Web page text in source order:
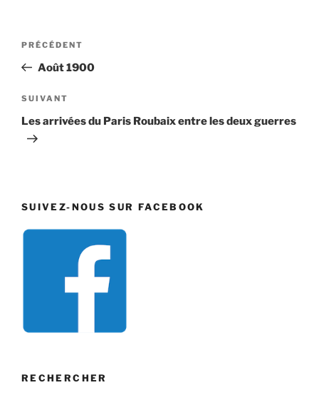
Navigation
l’article
Article
précédent
PRÉCÉDENT
Août 1900
Article
suivant
SUIVANT
Les arrivées du Paris Roubaix entre les deux guerres
SUIVEZ-NOUS SUR FACEBOOK
RECHERCHER